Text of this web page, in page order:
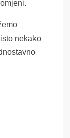
nekako